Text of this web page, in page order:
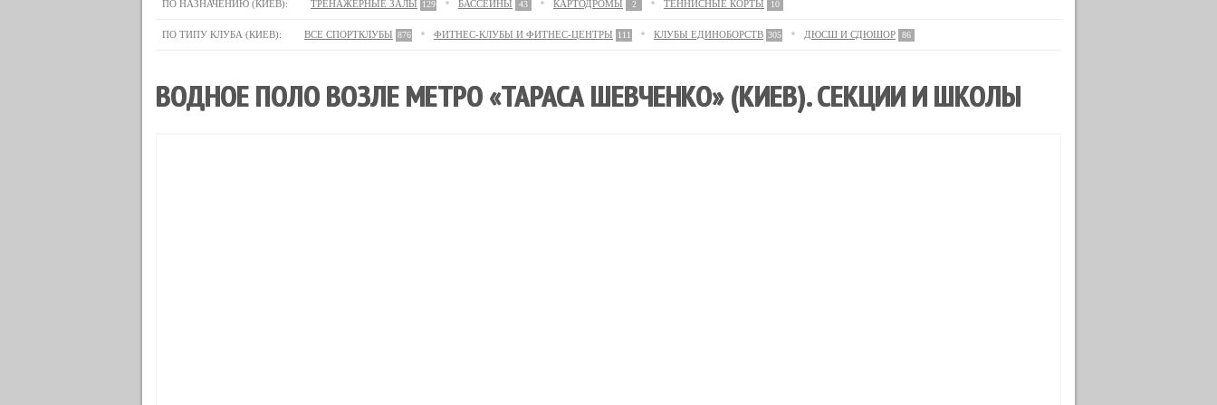
ПО НАЗНАЧЕНИЮ (КИЕВ): ТРЕНАЖЕРНЫЕ ЗАЛЫ 129 БАССЕЙНЫ 43 КАРТОДРОМЫ 2 ТЕННИСНЫЕ КОРТЫ 10
ПО ТИПУ КЛУБА (КИЕВ): ВСЕ СПОРТКЛУБЫ 876 ФИТНЕС-КЛУБЫ И ФИТНЕС-ЦЕНТРЫ 111 КЛУБЫ ЕДИНОБОРСТВ 305 ДЮСШ И СДЮШОР 86
ВОДНОЕ ПОЛО ВОЗЛЕ МЕТРО «ТАРАСА ШЕВЧЕНКО» (КИЕВ). СЕКЦИИ И ШКОЛЫ